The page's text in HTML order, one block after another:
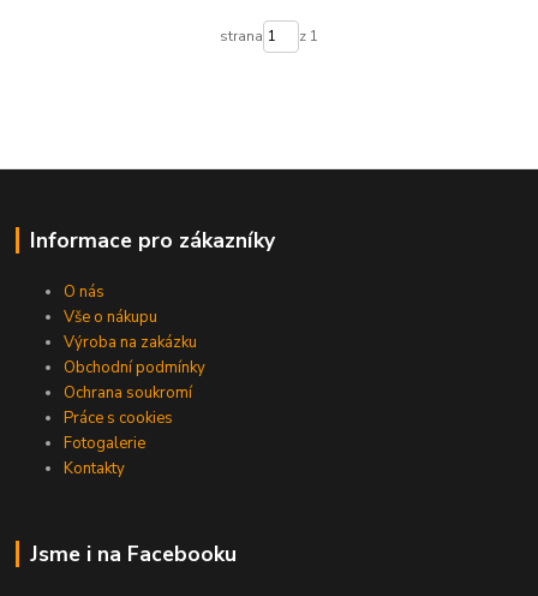
strana z 1
Informace pro zákazníky
O nás
Vše o nákupu
Výroba na zakázku
Obchodní podmínky
Ochrana soukromí
Práce s cookies
Fotogalerie
Kontakty
Jsme i na Facebooku